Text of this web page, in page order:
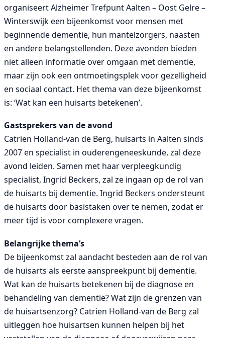
organiseert Alzheimer Trefpunt Aalten – Oost Gelre –
Winterswijk een bijeenkomst voor mensen met
beginnende dementie, hun mantelzorgers, naasten
en andere belangstellenden. Deze avonden bieden
niet alleen informatie over omgaan met dementie,
maar zijn ook een ontmoetingsplek voor gezelligheid
en sociaal contact. Het thema van deze bijeenkomst
is: ‘Wat kan een huisarts betekenen’.
Gastsprekers van de avond
Catrien Holland-van de Berg, huisarts in Aalten sinds
2007 en specialist in ouderengeneeskunde, zal deze
avond leiden. Samen met haar verpleegkundig
specialist, Ingrid Beckers, zal ze ingaan op de rol van
de huisarts bij dementie. Ingrid Beckers ondersteunt
de huisarts door basistaken over te nemen, zodat er
meer tijd is voor complexere vragen.
Belangrijke thema’s
De bijeenkomst zal aandacht besteden aan de rol van
de huisarts als eerste aanspreekpunt bij dementie.
Wat kan de huisarts betekenen bij de diagnose en
behandeling van dementie? Wat zijn de grenzen van
de huisartsenzorg? Catrien Holland-van de Berg zal
uitleggen hoe huisartsen kunnen helpen bij het